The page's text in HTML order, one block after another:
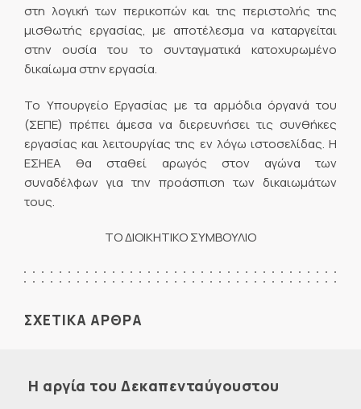
στη λογική των περικοπών και της περιστολής της
μισθωτής εργασίας, με αποτέλεσμα να καταργείται
στην ουσία του το συνταγματικά κατοχυρωμένο
δικαίωμα στην εργασία.
Το Υπουργείο Εργασίας με τα αρμόδια όργανά του
(ΣΕΠΕ) πρέπει άμεσα να διερευνήσει τις συνθήκες
εργασίας και λειτουργίας της εν λόγω ιστοσελίδας. Η
ΕΣΗΕΑ θα σταθεί αρωγός στον αγώνα των
συναδέλφων για την προάσπιση των δικαιωμάτων
τους.
ΤΟ ΔΙΟΙΚΗΤΙΚΟ ΣΥΜΒΟΥΛΙΟ
ΣΧΕΤΙΚΑ ΑΡΘΡΑ
Η αργία του Δεκαπενταύγουστου